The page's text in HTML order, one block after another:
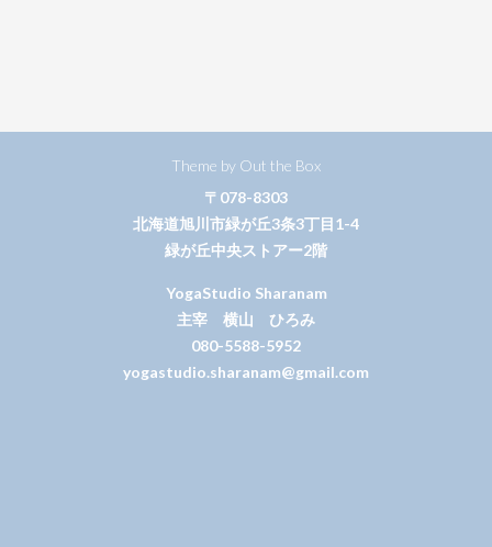
Theme by Out the Box
〒078-8303
北海道旭川市緑が丘3条3丁目1-4
緑が丘中央ストアー2階
YogaStudio Sharanam
主宰 横山 ひろみ
080-5588-5952
yogastudio.sharanam@gmail.com